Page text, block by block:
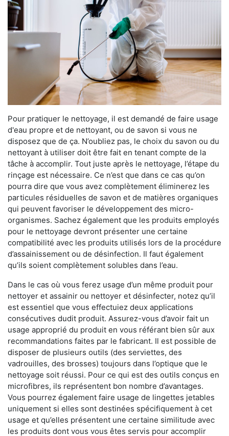
Pour pratiquer le nettoyage, il est demandé de faire usage
d'eau propre et de nettoyant, ou de savon si vous ne
disposez que de ça. N’oubliez pas, le choix du savon ou du
nettoyant à utiliser doit être fait en tenant compte de la
tâche à accomplir. Tout juste après le nettoyage, l’étape du
rinçage est nécessaire. Ce n’est que dans ce cas qu’on
pourra dire que vous avez complètement éliminerez les
particules résiduelles de savon et de matières organiques
qui peuvent favoriser le développement des micro-
organismes. Sachez également que les produits employés
pour le nettoyage devront présenter une certaine
compatibilité avec les produits utilisés lors de la procédure
d’assainissement ou de désinfection. Il faut également
qu’ils soient complètement solubles dans l’eau.
Dans le cas où vous ferez usage d’un même produit pour
nettoyer et assainir ou nettoyer et désinfecter, notez qu’il
est essentiel que vous effectuiez deux applications
consécutives dudit produit. Assurez-vous d’avoir fait un
usage approprié du produit en vous référant bien sûr aux
recommandations faites par le fabricant. Il est possible de
disposer de plusieurs outils (des serviettes, des
vadrouilles, des brosses) toujours dans l’optique que le
nettoyage soit réussi. Pour ce qui est des outils conçus en
microfibres, ils représentent bon nombre d’avantages.
Vous pourrez également faire usage de lingettes jetables
uniquement si elles sont destinées spécifiquement à cet
usage et qu’elles présentent une certaine similitude avec
les produits dont vous vous êtes servis pour accomplir